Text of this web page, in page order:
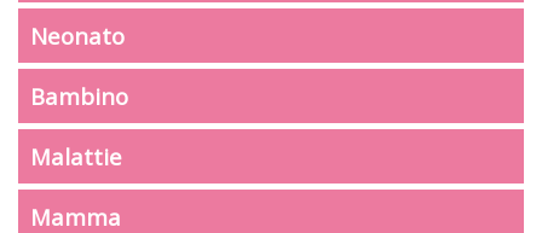
Neonato
Bambino
Malattie
Mamma